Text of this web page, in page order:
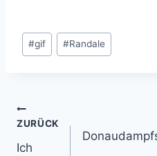
Schlagworte:
#gif #Randale
ZURÜCK
Ich